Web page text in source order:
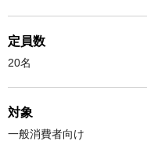
定員数
20名
対象
一般消費者向け